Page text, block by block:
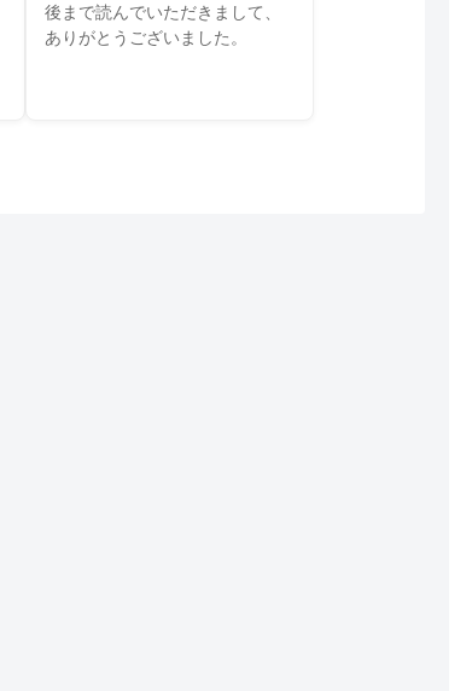
後まで読んでいただきまして、
ありがとうございました。